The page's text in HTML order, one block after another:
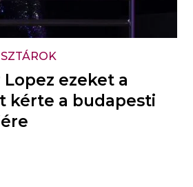
SZTÁROK
ezeket a
kérte a budapesti